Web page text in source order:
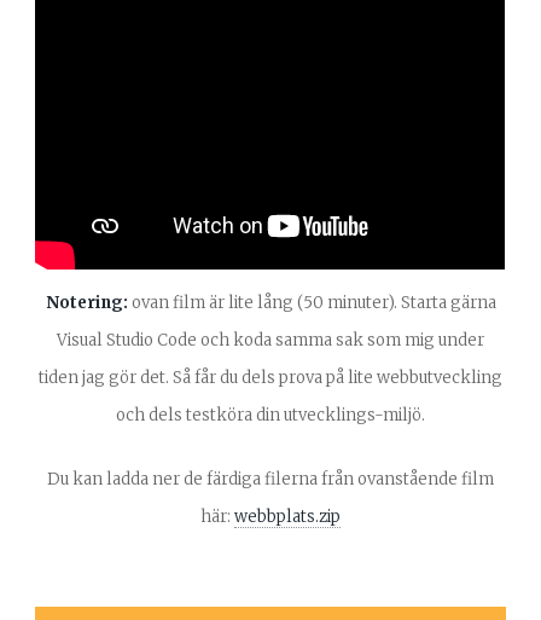
Notering: ovan film är lite lång (50 minuter). Starta gärna
Visual Studio Code och koda samma sak som mig under
tiden jag gör det. Så får du dels prova på lite webbutveckling
och dels testköra din utvecklings-miljö.
Du kan ladda ner de färdiga filerna från ovanstående film
här: webbplats.zip